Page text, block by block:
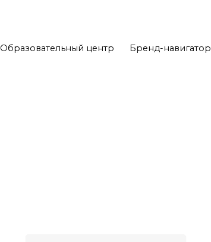
Образовательный центр Бренд-навигатор